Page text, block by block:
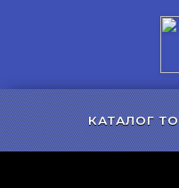
КАТАЛОГ